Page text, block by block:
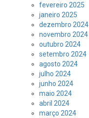
fevereiro 2025
janeiro 2025
dezembro 2024
novembro 2024
outubro 2024
setembro 2024
agosto 2024
julho 2024
junho 2024
maio 2024
abril 2024
março 2024